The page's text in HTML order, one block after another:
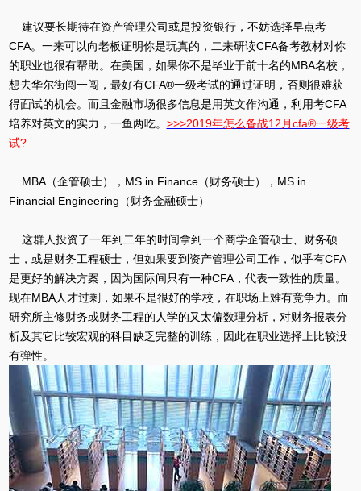
建议要长期待在资产管理公司或是投资银行，不妨选择早点考
CFA。一来可以向老板证明你是玩真的，二来研读CFA备考教材对你
的职业也很有帮助。在美国，如果你不是毕业于前十名的MBA名校，
想去华尔街闯一闯，最好有CFA®一级考试的通过证明，否则很难获
得面试的机会。而且金融市场很多信息是用英文作沟通，利用考CFA
培养对英文的实力，一鱼两吃。 >>>2019年怎么备战12月cfa®一级考
试?
MBA（企管硕士），MS in Finance（财务硕士），MS in
Financial Engineering（财务金融硕士）
这群人投资了一年到二年的时间拿到一个商学企管硕士、财务硕
士，或是财务工程硕士，但如果要到资产管理公司工作，似乎有CFA
是更好的解决方案，因为国际间只有一种CFA，代表一致性的质量。
现在MBA人才过剩，如果不是很好的学校，在职场上难有竞争力。而
研究所主修财务或财务工程的人学的又太偏数理分析，对财务报表分
析及其它比较宏观的科目缺乏完整的训练，因此在职业选择上比较没
有弹性。